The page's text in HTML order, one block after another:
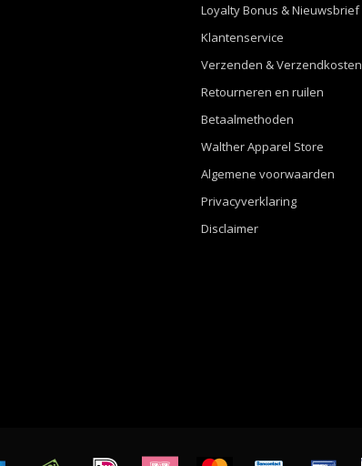
Loyalty Bonus & Nieuwsbrief
Klantenservice
Verzenden & Verzendkosten
Retourneren en ruilen
Betaalmethoden
Walther Apparel Store
Algemene voorwaarden
Privacyverklaring
Disclaimer